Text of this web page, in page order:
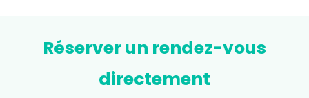
Réserver un rendez-vous
directement